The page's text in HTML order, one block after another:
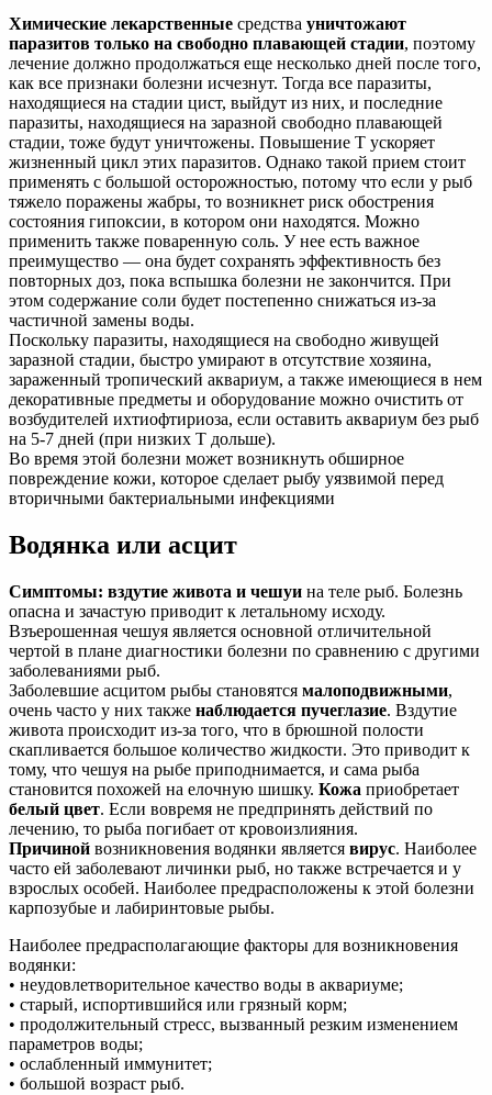
Химические лекарственные средства уничтожают
паразитов только на свободно плавающей стадии, поэтому
лечение должно продолжаться еще несколько дней после того,
как все признаки болезни исчезнут. Тогда все паразиты,
находящиеся на стадии цист, выйдут из них, и последние
паразиты, находящиеся на заразной свободно плавающей
стадии, тоже будут уничтожены. Повышение Т ускоряет
жизненный цикл этих паразитов. Однако такой прием стоит
применять с большой осторожностью, потому что если у рыб
тяжело поражены жабры, то возникнет риск обострения
состояния гипоксии, в котором они находятся. Можно
применить также поваренную соль. У нее есть важное
преимущество — она будет сохранять эффективность без
повторных доз, пока вспышка болезни не закончится. При
этом содержание соли будет постепенно снижаться из-за
частичной замены воды.
Поскольку паразиты, находящиеся на свободно живущей
заразной стадии, быстро умирают в отсутствие хозяина,
зараженный тропический аквариум, а также имеющиеся в нем
декоративные предметы и оборудование можно очистить от
возбудителей ихтиофтириоза, если оставить аквариум без рыб
на 5-7 дней (при низких Т дольше).
Во время этой болезни может возникнуть обширное
повреждение кожи, которое сделает рыбу уязвимой перед
вторичными бактериальными инфекциями
Водянка или асцит
Симптомы: вздутие живота и чешуи на теле рыб. Болезнь
опасна и зачастую приводит к летальному исходу.
Взъерошенная чешуя является основной отличительной
чертой в плане диагностики болезни по сравнению с другими
заболеваниями рыб.
Заболевшие асцитом рыбы становятся малоподвижными,
очень часто у них также наблюдается пучеглазие. Вздутие
живота происходит из-за того, что в брюшной полости
скапливается большое количество жидкости. Это приводит к
тому, что чешуя на рыбе приподнимается, и сама рыба
становится похожей на елочную шишку. Кожа приобретает
белый цвет. Если вовремя не предпринять действий по
лечению, то рыба погибает от кровоизлияния.
Причиной возникновения водянки является вирус. Наиболее
часто ей заболевают личинки рыб, но также встречается и у
взрослых особей. Наиболее предрасположены к этой болезни
карпозубые и лабиринтовые рыбы.
Наиболее предрасполагающие факторы для возникновения
водянки:
• неудовлетворительное качество воды в аквариуме;
• старый, испортившийся или грязный корм;
• продолжительный стресс, вызванный резким изменением
параметров воды;
• ослабленный иммунитет;
• большой возраст рыб.